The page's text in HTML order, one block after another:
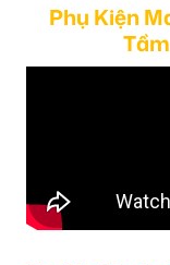
Phụ Kiện